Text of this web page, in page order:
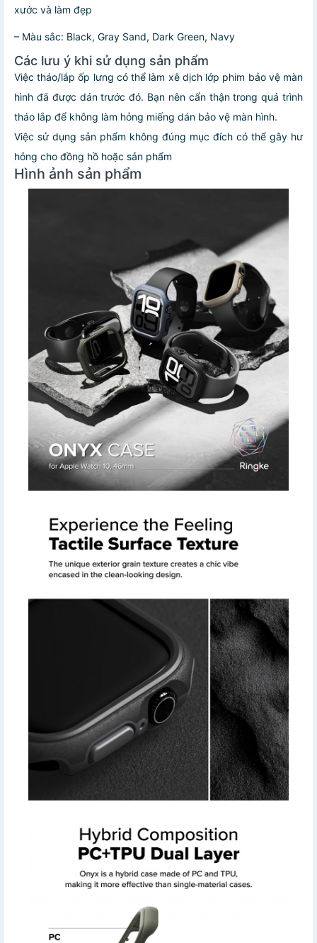
xước và làm đẹp
– Màu sắc: Black, Gray Sand, Dark Green, Navy
Các lưu ý khi sử dụng sản phẩm
Việc tháo/lắp ốp lưng có thể làm xê dịch lớp phim bảo vệ màn
hình đã được dán trước đó. Bạn nên cẩn thận trong quá trình
tháo lắp để không làm hỏng miếng dán bảo vệ màn hình.
Việc sử dụng sản phẩm không đúng mục đích có thể gây hư
hỏng cho đồng hồ hoặc sản phẩm
Hình ảnh sản phẩm